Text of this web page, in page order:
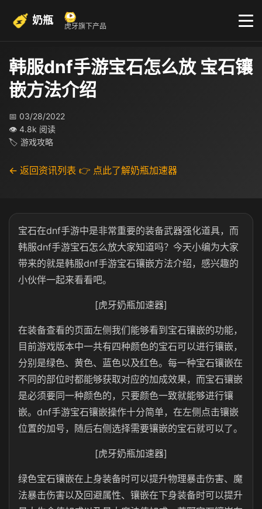
奶瓶 虎牙旗下产品
韩服dnf手游宝石怎么放 宝石镶
嵌方法介绍
📅 03/28/2022
👁 4.8k 阅读
🏷 游戏攻略
← 返回资讯列表 👉 点此了解奶瓶加速器
宝石在dnf手游中是非常重要的装备武器强化道具，而
韩服dnf手游宝石怎么放大家知道吗？今天小编为大家
带来的就是韩服dnf手游宝石镶嵌方法介绍，感兴趣的
小伙伴一起来看看吧。
[虎牙奶瓶加速器]
在装备查看的页面左侧我们能够看到宝石镶嵌的功能，
目前游戏版本中一共有四种颜色的宝石可以进行镶嵌，
分别是绿色、黄色、蓝色以及红色。每一种宝石镶嵌在
不同的部位时都能够获取对应的加成效果，而宝石镶嵌
是必须要同一种颜色的，只要颜色一致就能够进行镶
嵌。dnf手游宝石镶嵌操作十分简单，在左侧点击镶嵌
位置的加号，随后右侧选择需要镶嵌的宝石就可以了。
[虎牙奶瓶加速器]
绿色宝石镶嵌在上身装备时可以提升物理暴击伤害、魔
法暴击伤害以及回避属性、镶嵌在下身装备时可以提升